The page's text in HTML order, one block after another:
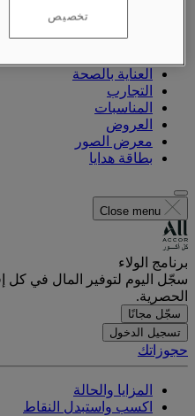
الغرف والأجنحة
العناية بالصحة
التجارب
المناسبات
العروض
معرض الصور
بطاقة هدايا
Close menu
برنامج الولاء
سجّل اليوم لتوفير المال في كل
الحصرية.
سجّل مجانًا
تسجيل الدخول
حجوزاتك
المزايا والحالة
اكسب واستبدل النقاط
تخصيص